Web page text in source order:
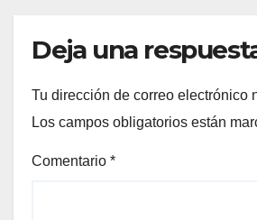
Deja una
Tu dirección de correo electrónico
Los campos obligatorios están
Comentario *